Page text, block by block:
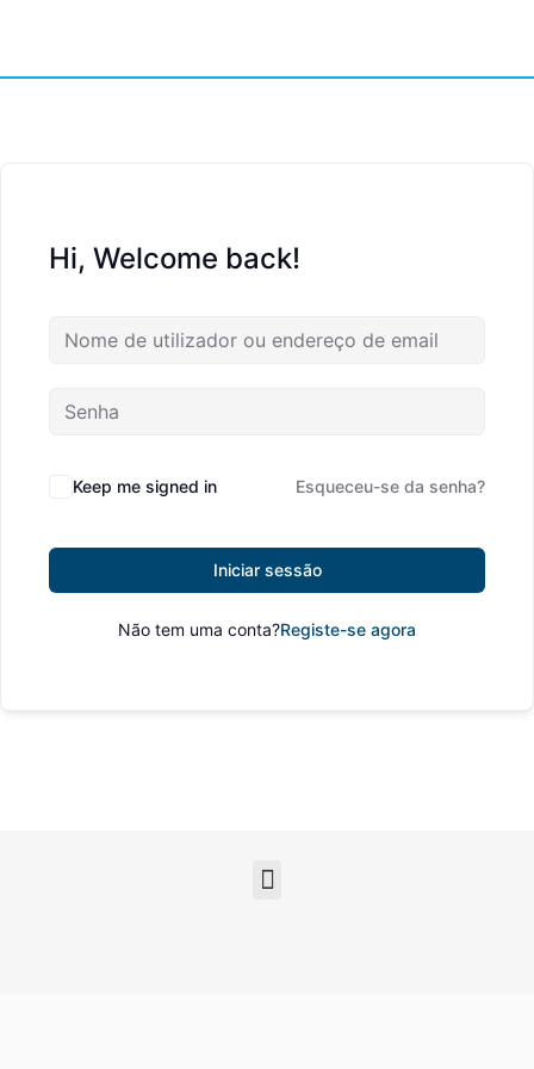
Hi, Welcome back!
Keep me signed in Esqueceu-se da senha?
Iniciar sessão
Não tem uma conta?Registe-se agora